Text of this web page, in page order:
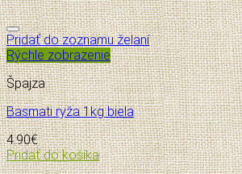
Pridať do zoznamu želaní
Rýchle zobrazenie
Špajza
Basmati ryža 1kg biela
4.90€
Pridať do košíka